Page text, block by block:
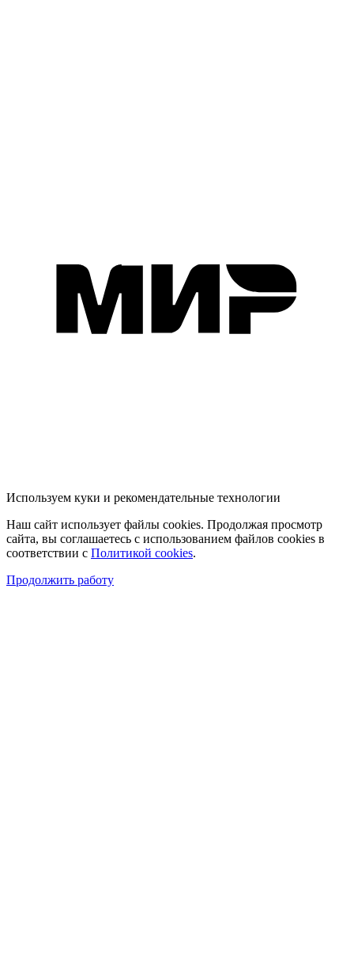
Используем куки и рекомендательные технологии
Наш сайт использует файлы cookies. Продолжая просмотр
сайта, вы соглашаетесь с использованием файлов cookies в
соответствии с Политикой cookies.
Продолжить работу